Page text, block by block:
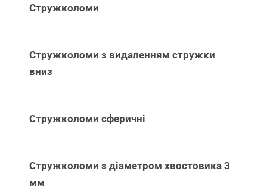
Стружколоми
Стружколоми з видаленням стружки
вниз
Стружколоми сферичні
Стружколоми з діаметром хвостовика 3
мм